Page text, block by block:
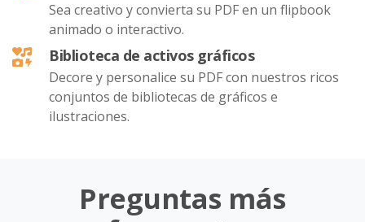
Sea creativo y convierta su PDF en un flipbook
animado o interactivo.
Biblioteca de activos gráficos
Decore y personalice su PDF con nuestros ricos
conjuntos de bibliotecas de gráficos e
ilustraciones.
Preguntas más